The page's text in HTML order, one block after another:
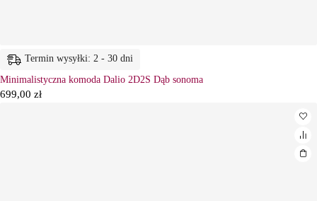
Termin wysyłki: 2 - 30 dni
Minimalistyczna komoda Dalio 2D2S Dąb sonoma
699,00 zł